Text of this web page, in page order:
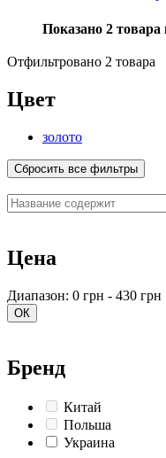
Показано 2 товара
Отфильтровано 2 товара
Цвет
золото
Сбросить все фильтры
Цена
Диапазон: 0 грн - 430 грн
ОК
Бренд
Китай
Польша
Украина